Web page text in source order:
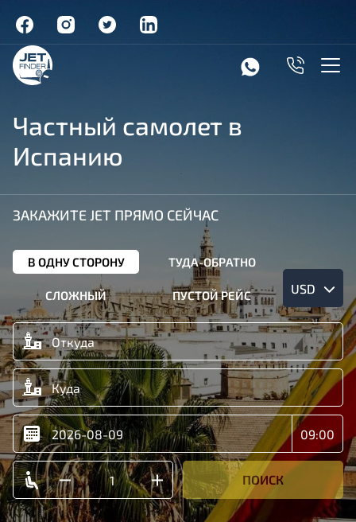
Частный самолет в
Испанию
ЗАКАЖИТЕ JET ПРЯМО СЕЙЧАС
В ОДНУ СТОРОНУ ТУДА-ОБРАТНО
СЛОЖНЫЙ ПУСТОЙ РЕЙС USD
ПОИСК